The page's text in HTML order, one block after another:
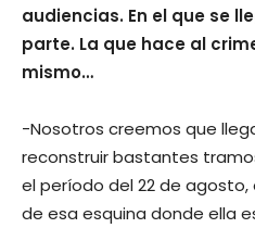
audiencias. En el que se
parte. La que hace al
mismo…
-Nosotros creemos que
reconstruir bastantes
el período del 22 de
de esa esquina donde ella